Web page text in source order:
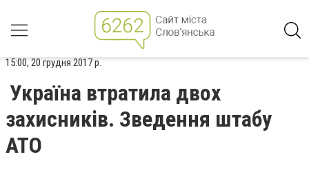
15:00, 20 грудня 2017 р.
Україна втратила двох
захисників. Зведення штабу
АТО